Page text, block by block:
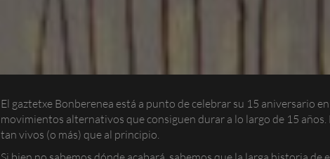
El gaztetxe Bonberenea está a punto de celebrar su 15 aniversario
movimientos alternativos que consiguen durar a lo largo de 15
tan vivos (o más) que al principio.